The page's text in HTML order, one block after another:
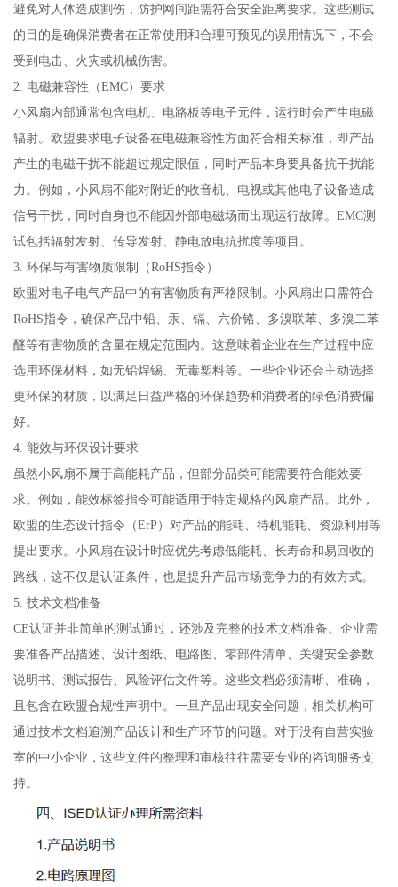
避免对人体造成割伤，防护网间距需符合安全距离要求。这些测试
的目的是确保消费者在正常使用和合理可预见的误用情况下，不会
受到电击、火灾或机械伤害。
2. 电磁兼容性（EMC）要求
小风扇内部通常包含电机、电路板等电子元件，运行时会产生电磁
辐射。欧盟要求电子设备在电磁兼容性方面符合相关标准，即产品
产生的电磁干扰不能超过规定限值，同时产品本身要具备抗干扰能
力。例如，小风扇不能对附近的收音机、电视或其他电子设备造成
信号干扰，同时自身也不能因外部电磁场而出现运行故障。EMC测
试包括辐射发射、传导发射、静电放电抗扰度等项目。
3. 环保与有害物质限制（RoHS指令）
欧盟对电子电气产品中的有害物质有严格限制。小风扇出口需符合
RoHS指令，确保产品中铅、汞、镉、六价铬、多溴联苯、多溴二苯
醚等有害物质的含量在规定范围内。这意味着企业在生产过程中应
选用环保材料，如无铅焊锡、无毒塑料等。一些企业还会主动选择
更环保的材质，以满足日益严格的环保趋势和消费者的绿色消费偏
好。
4. 能效与环保设计要求
虽然小风扇不属于高能耗产品，但部分品类可能需要符合能效要
求。例如，能效标签指令可能适用于特定规格的风扇产品。此外，
欧盟的生态设计指令（ErP）对产品的能耗、待机能耗、资源利用等
提出要求。小风扇在设计时应优先考虑低能耗、长寿命和易回收的
路线，这不仅是认证条件，也是提升产品市场竞争力的有效方式。
5. 技术文档准备
CE认证并非简单的测试通过，还涉及完整的技术文档准备。企业需
要准备产品描述、设计图纸、电路图、零部件清单、关键安全参数
说明书、测试报告、风险评估文件等。这些文档必须清晰、准确，
且包含在欧盟合规性声明中。一旦产品出现安全问题，相关机构可
通过技术文档追溯产品设计和生产环节的问题。对于没有自营实验
室的中小企业，这些文件的整理和审核往往需要专业的咨询服务支
持。